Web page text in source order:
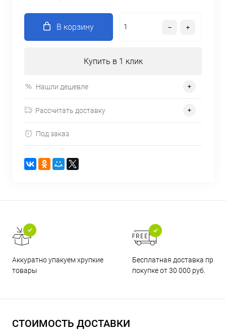
В корзину
Купить в 1 клик
Нашли дешевле
Рассчитать доставку
Под заказ
Аккуратно упакуем хрупкие
товары
Бесплатная доставка при
покупке от 30 000 руб.
СТОИМОСТЬ ДОСТАВКИ